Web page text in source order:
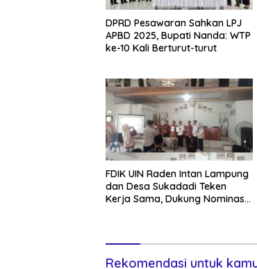
DPRD Pesawaran Sahkan LPJ
APBD 2025, Bupati Nanda: WTP
ke-10 Kali Berturut-turut
FDIK UIN Raden Intan Lampung
dan Desa Sukadadi Teken
Kerja Sama, Dukung Nominasi
Rekomendasi untuk